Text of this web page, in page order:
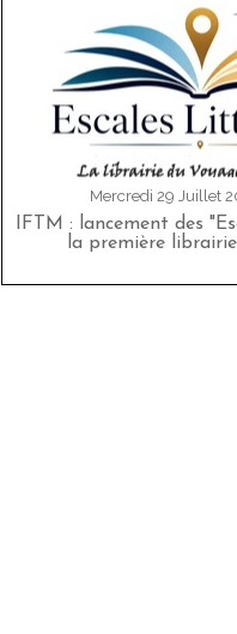
Mercredi 29 Juillet
IFTM : lancement des
la première